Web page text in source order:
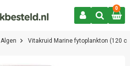
0
Algen chevron_right Vitakruid Marine fytoplankton (120